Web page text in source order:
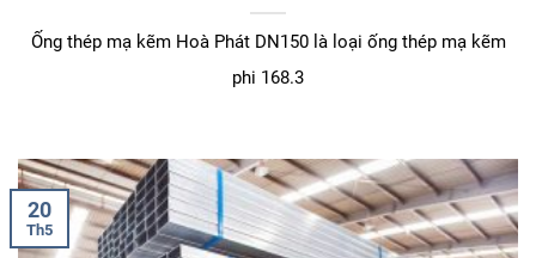
Ống thép mạ kẽm Hoà Phát DN150 là loại ống thép mạ kẽm
phi 168.3
20
Th5